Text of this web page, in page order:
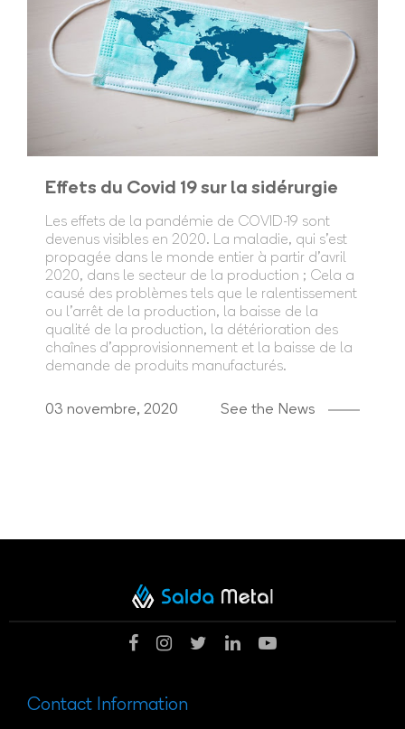
Effets du Covid 19 sur la sidérurgie
Les effets de la pandémie de COVID-19 sont
devenus visibles en 2020. La maladie, qui s'est
propagée dans le monde entier à partir d'avril
2020, dans le secteur de la production ; Cela a
causé des problèmes tels que le ralentissement
ou l'arrêt de la production, la baisse de la
qualité de la production, la détérioration des
chaînes d'approvisionnement et la baisse de la
demande de produits manufacturés.
03 novembre, 2020 See the News
Contact Information